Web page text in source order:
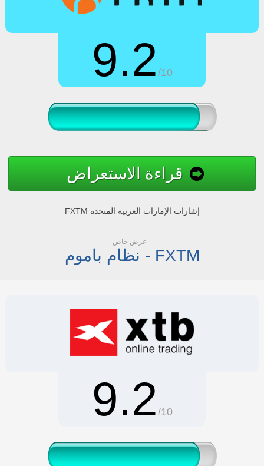
9.2 /10
قراءة الاستعراض
FXTM إشارات الإمارات العربية المتحدة
عرض خاص
نظام باموم - FXTM
9.2 /10